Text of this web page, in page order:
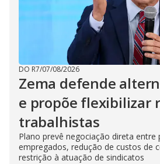
DO R7/07/08/2026
Zema defende
e propõe flexibilizar
trabalhistas
Plano prevê negociação direta entre
empregados, redução de custos de
restrição à atuação de sindicatos